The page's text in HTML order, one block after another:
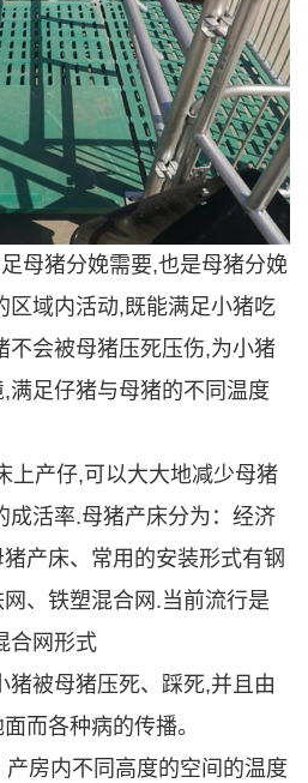
母猪分娩需要,也是母猪分娩
区域内活动,既能满足小猪吃
不会被母猪压死压伤,为小猪
满足仔猪与母猪的不同温度
产仔,可以大大地减少母猪
成活率.母猪产床分为：经济
产床、常用的安装形式有钢
、铁塑混合网.当前流行是
合网形式
猪被母猪压死、踩死,并且由
而各种病的传播。
房内不同高度的空间的温度